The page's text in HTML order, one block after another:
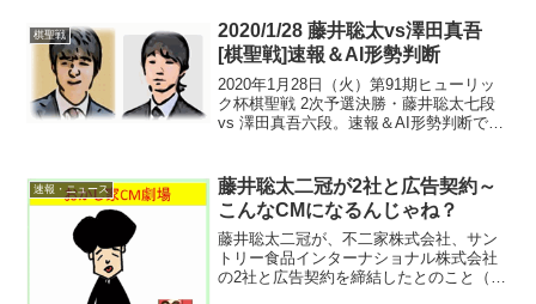
棋聖戦
2020/1/28 藤井聡太vs澤田真吾
[棋聖戦]速報＆AI形勢判断
2020年1月28日（火）第91期ヒューリッ
ク杯棋聖戦 2次予選決勝・藤井聡太七段
vs 澤田真吾六段。速報＆AI形勢判断で
>>まで藤井七段の勝ち。先手形勢：白
ビ...
速報・ニュース
藤井聡太二冠が2社と広告契約～
こんなCMになるんじゃね？
藤井聡太二冠が、不二家株式会社、サン
トリー食品インターナショナル株式会社
の2社と広告契約を締結したとのこと（い